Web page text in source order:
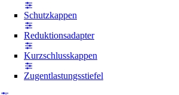
Schutzkappen
Reduktionsadapter
Kurzschlusskappen
Zugentlastungsstiefel